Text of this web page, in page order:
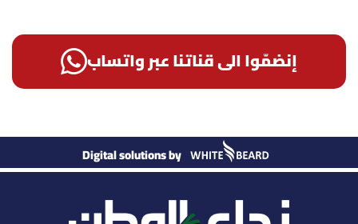
إنضمّوا الى قناتنا عبر واتساب
Digital solutions by